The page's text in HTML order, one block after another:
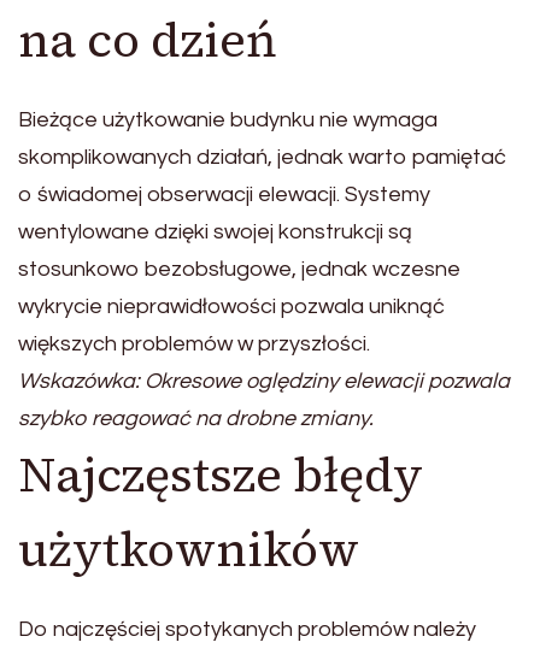
na co dzień
Bieżące użytkowanie budynku nie wymaga
skomplikowanych działań, jednak warto pamiętać
o świadomej obserwacji elewacji. Systemy
wentylowane dzięki swojej konstrukcji są
stosunkowo bezobsługowe, jednak wczesne
wykrycie nieprawidłowości pozwala uniknąć
większych problemów w przyszłości.
Wskazówka: Okresowe oględziny elewacji pozwala
szybko reagować na drobne zmiany.
Najczęstsze błędy
użytkowników
Do najczęściej spotykanych problemów należy